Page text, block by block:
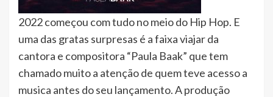
2022 começou com tudo no meio do Hip Hop. E
uma das gratas surpresas é a faixa viajar da
cantora e compositora “Paula Baak” que tem
chamado muito a atenção de quem teve acesso a
musica antes do seu lançamento. A produção